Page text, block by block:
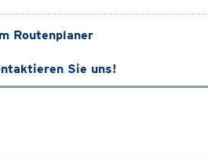
Routenplaner
Sie uns!